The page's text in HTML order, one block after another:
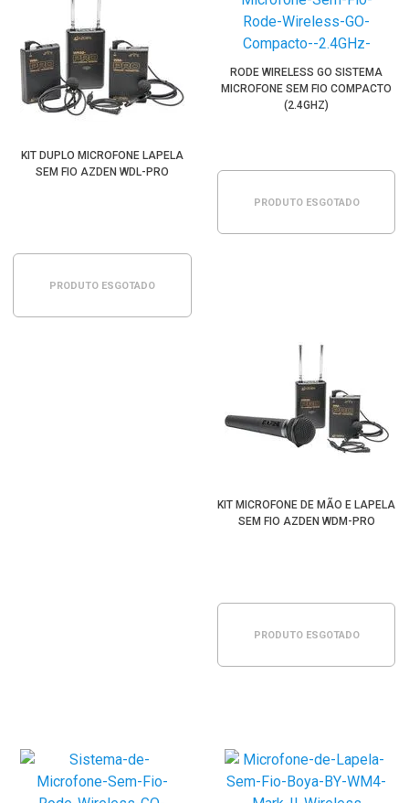
KIT DUPLO MICROFONE LAPELA
SEM FIO AZDEN WDL-PRO
PRODUTO ESGOTADO
RODE WIRELESS GO SISTEMA
MICROFONE SEM FIO COMPACTO
(2.4GHZ)
PRODUTO ESGOTADO
KIT MICROFONE DE MÃO E LAPELA
SEM FIO AZDEN WDM-PRO
PRODUTO ESGOTADO